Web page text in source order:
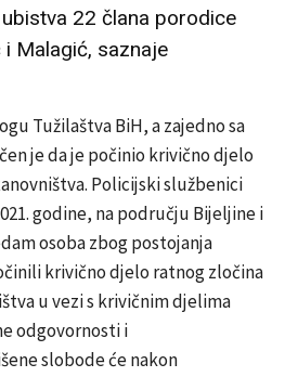
22 člana porodice
i Malagić, saznaje
Tužilaštva BiH, a zajedno sa
je da je počinio krivično djelo
Policijski službenici
godine, na području Bijeljine i
osoba zbog postojanja
krivično djelo ratnog zločina
u vezi s krivičnim djelima
odgovornosti i
slobode će nakon